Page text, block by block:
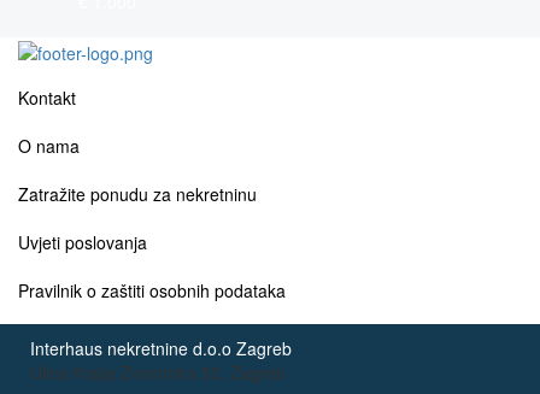
Kontakt
O nama
Zatražite ponudu za nekretninu
Uvjeti poslovanja
Pravilnik o zaštiti osobnih podataka
Interhaus nekretnine d.o.o Zagreb
Ulica Kralja Zvonimira 52, Zagreb